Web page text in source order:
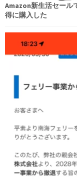
Amazon新生活セール
得に購入した